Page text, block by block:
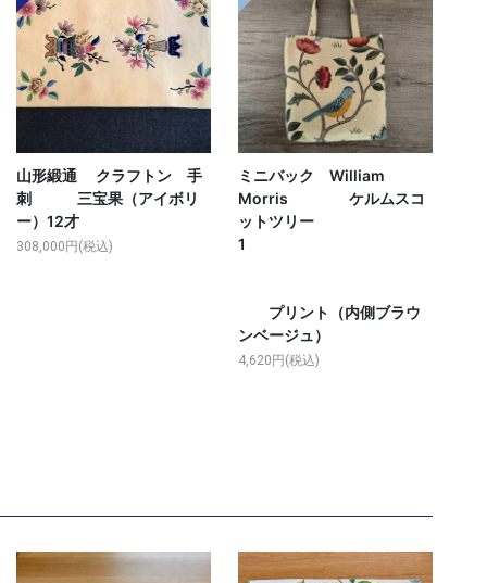
山形緞通 クラフトン 手
刺 三宝果（アイボリ
ー）12才
308,000円(税込)
ミニバック William
Morris ケルムスコ
ットツリー
1
プリント（内側ブラウ
ンベージュ）
4,620円(税込)